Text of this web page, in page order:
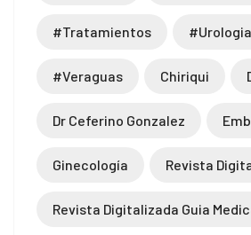
#tratamientos #urologia
#veraguas Chiriqui
Dr Ceferino Gonzalez
Ginecología Revista
Revista Digitalizada Guia